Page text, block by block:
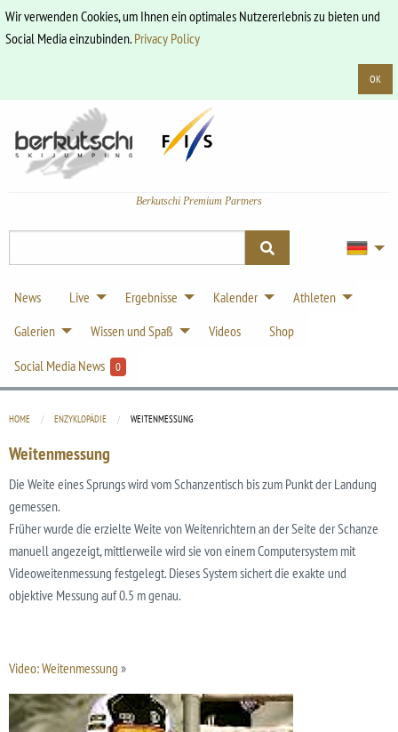
Wir verwenden Cookies, um Ihnen ein optimales Nutzererlebnis zu bieten und
Social Media einzubinden.Privacy Policy
OK
Berkutschi Premium Partners
News Live Ergebnisse Kalender
Athleten
Galerien
Wissen und Spaß Videos
Shop
Social Media News
0
HOME ENZYKLOPÄDIE CURRENT:
WEITENMESSUNG
Weitenmessung
Die Weite eines Sprungs wird vom Schanzentisch bis zum Punkt der Landung
gemessen.
Früher wurde die erzielte Weite von Weitenrichtern an der Seite der Schanze
manuell angezeigt, mittlerweile wird sie von einem Computersystem mit
Videoweitenmessung festgelegt. Dieses System sichert die exakte und
objektive Messung auf 0.5 m genau.
Video: Weitenmessung »